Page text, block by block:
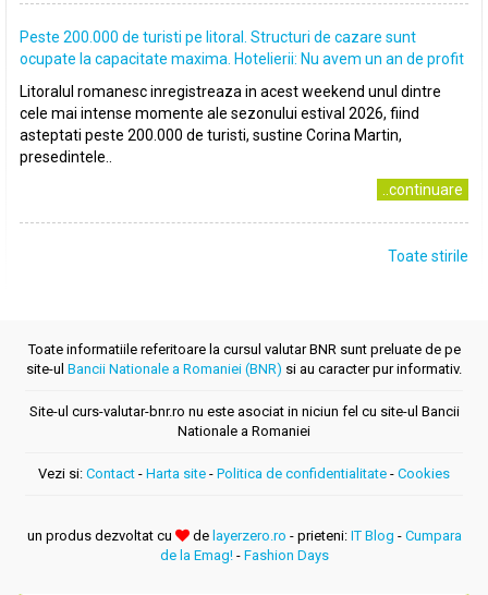
Peste 200.000 de turisti pe litoral. Structuri de cazare sunt
ocupate la capacitate maxima. Hotelierii: Nu avem un an de profit
Litoralul romanesc inregistreaza in acest weekend unul dintre
cele mai intense momente ale sezonului estival 2026, fiind
asteptati peste 200.000 de turisti, sustine Corina Martin,
presedintele..
..continuare
Toate stirile
Toate informatiile referitoare la cursul valutar BNR sunt preluate de pe
site-ul Bancii Nationale a Romaniei (BNR) si au caracter pur informativ.
Site-ul curs-valutar-bnr.ro nu este asociat in niciun fel cu site-ul Bancii
Nationale a Romaniei
Vezi si: Contact - Harta site - Politica de confidentialitate - Cookies
un produs dezvoltat cu de layerzero.ro - prieteni: IT Blog - Cumpara
de la Emag!- Fashion Days